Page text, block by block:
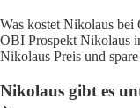
Was kostet Nikolaus bei
OBI Prospekt Nikolaus
Nikolaus Preis und
Nikolaus gibt es